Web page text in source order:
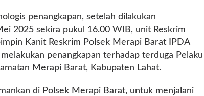
penangkapan, setelah dilakukan
2025 sekira pukul 16.00 WIB, unit Reskrim
Kanit Reskrim Polsek Merapi Barat IPDA
penangkapan terhadap terduga Pelaku
Merapi Barat, Kabupaten Lahat.
di Polsek Merapi Barat, untuk menjalani